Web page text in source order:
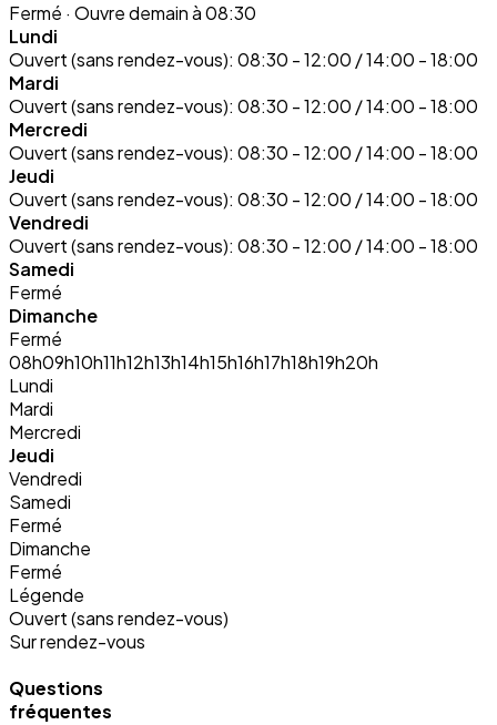
Fermé · Ouvre demain à 08:30
Lundi
Ouvert (sans rendez-vous): 08:30 - 12:00 / 14:00 - 18:00
Mardi
Ouvert (sans rendez-vous): 08:30 - 12:00 / 14:00 - 18:00
Mercredi
Ouvert (sans rendez-vous): 08:30 - 12:00 / 14:00 - 18:00
Jeudi
Ouvert (sans rendez-vous): 08:30 - 12:00 / 14:00 - 18:00
Vendredi
Ouvert (sans rendez-vous): 08:30 - 12:00 / 14:00 - 18:00
Samedi
Fermé
Dimanche
Fermé
08h09h10h11h12h13h14h15h16h17h18h19h20h
Lundi
Mardi
Mercredi
Jeudi
Vendredi
Samedi
Fermé
Dimanche
Fermé
Légende
Ouvert (sans rendez-vous)
Sur rendez-vous
Questions
fréquentes